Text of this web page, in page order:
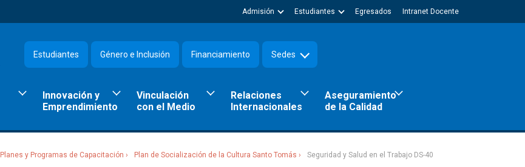
Intranet Docente
Egresados
Estudiantes
Admisión
Estudiantes Género e Inclusión Financiamiento Sedes
Innovación y
Emprendimiento
Vinculación
con el Medio
Relaciones
Internacionales
Aseguramiento
de la Calidad
Planes y Programas de Capacitación Plan de Socialización de la Cultura Santo Tomás Seguridad y Salud en el Trabajo DS-40